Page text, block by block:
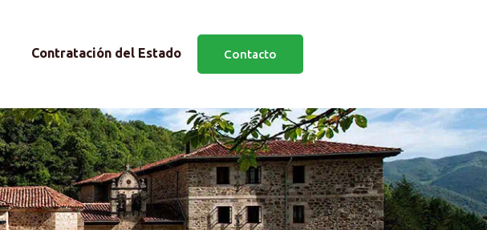
Contratación del Estado Contacto